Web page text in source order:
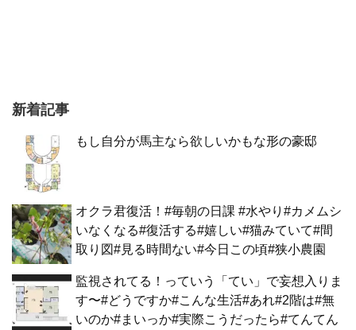
新着記事
もし自分が馬主なら欲しいかもな形の豪邸
オクラ君復活！#毎朝の日課 #水やり#カメムシ
いなくなる#復活する#嬉しい#猫みていて#間
取り図#見る時間ない#今日この頃#狭小農園
監視されてる！っていう「てい」で妄想入りま
す〜#どうですか#こんな生活#あれ#2階は#無
いのか#まいっか#実際こうだったら#てんてん